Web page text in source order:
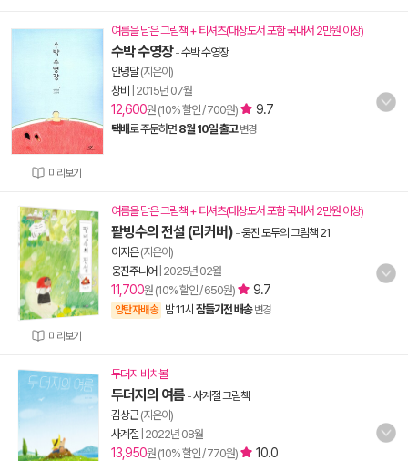
미리보기
여름을 담은 그림책 + 티셔츠(대상도서 포함 국내서 2만원 이상)
수박 수영장-수박 수영장
안녕달(지은이)
창비
2015년 07월
12,600원 (10% 할인 / 700원) 9.7
택배로 주문하면 8월 10일 출고 변경
미리보기
여름을 담은 그림책 + 티셔츠(대상도서 포함 국내서 2만원 이상)
팥빙수의 전설 (리커버) -웅진 모두의 그림책 21
이지은(지은이)
웅진주니어 2025년 02월
11,700원 (10% 할인 / 650원) 9.7
양탄자배송 밤 11시 잠들기전 배송 변경
두더지 비치볼
두더지의 여름 -사계절 그림책
김상근(지은이)
사계절 2022년 08월
13,950원 (10% 할인 / 770원) 10.0